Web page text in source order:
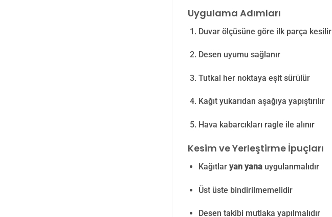
Uygulama Adımları
Duvar ölçüsüne göre ilk parça kesilir
Desen uyumu sağlanır
Tutkal her noktaya eşit sürülür
Kağıt yukarıdan aşağıya yapıştırılır
Hava kabarcıkları ragle ile alınır
Kesim ve Yerleştirme İpuçları
Kağıtlar yan yanauygulanmalıdır
Üst üste bindirilmemelidir
Desen takibi mutlaka yapılmalıdır